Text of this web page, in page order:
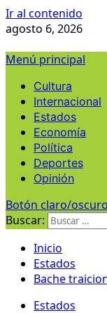
Ir al contenido
agosto 6, 2026
Menú principal
Cultura
Internacional
Estados
Economía
Política
Deportes
Opinión
Botón claro/oscuro
Buscar:
Inicio
Estados
Bache
Estados